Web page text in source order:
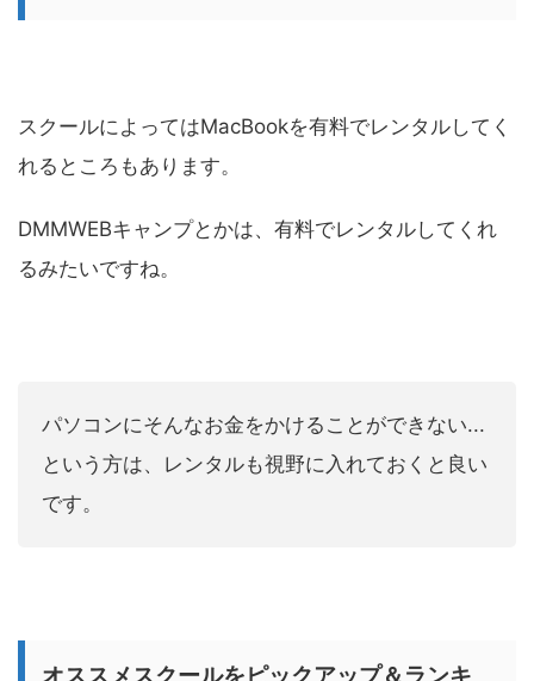
スクールによってはMacBookを有料でレンタルしてく
れるところもあります。
DMMWEBキャンプとかは、有料でレンタルしてくれ
るみたいですね。
パソコンにそんなお金をかけることができない...
という方は、レンタルも視野に入れておくと良い
です。